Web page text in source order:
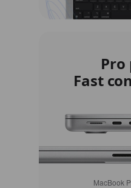
Pro
Fast
MacBook